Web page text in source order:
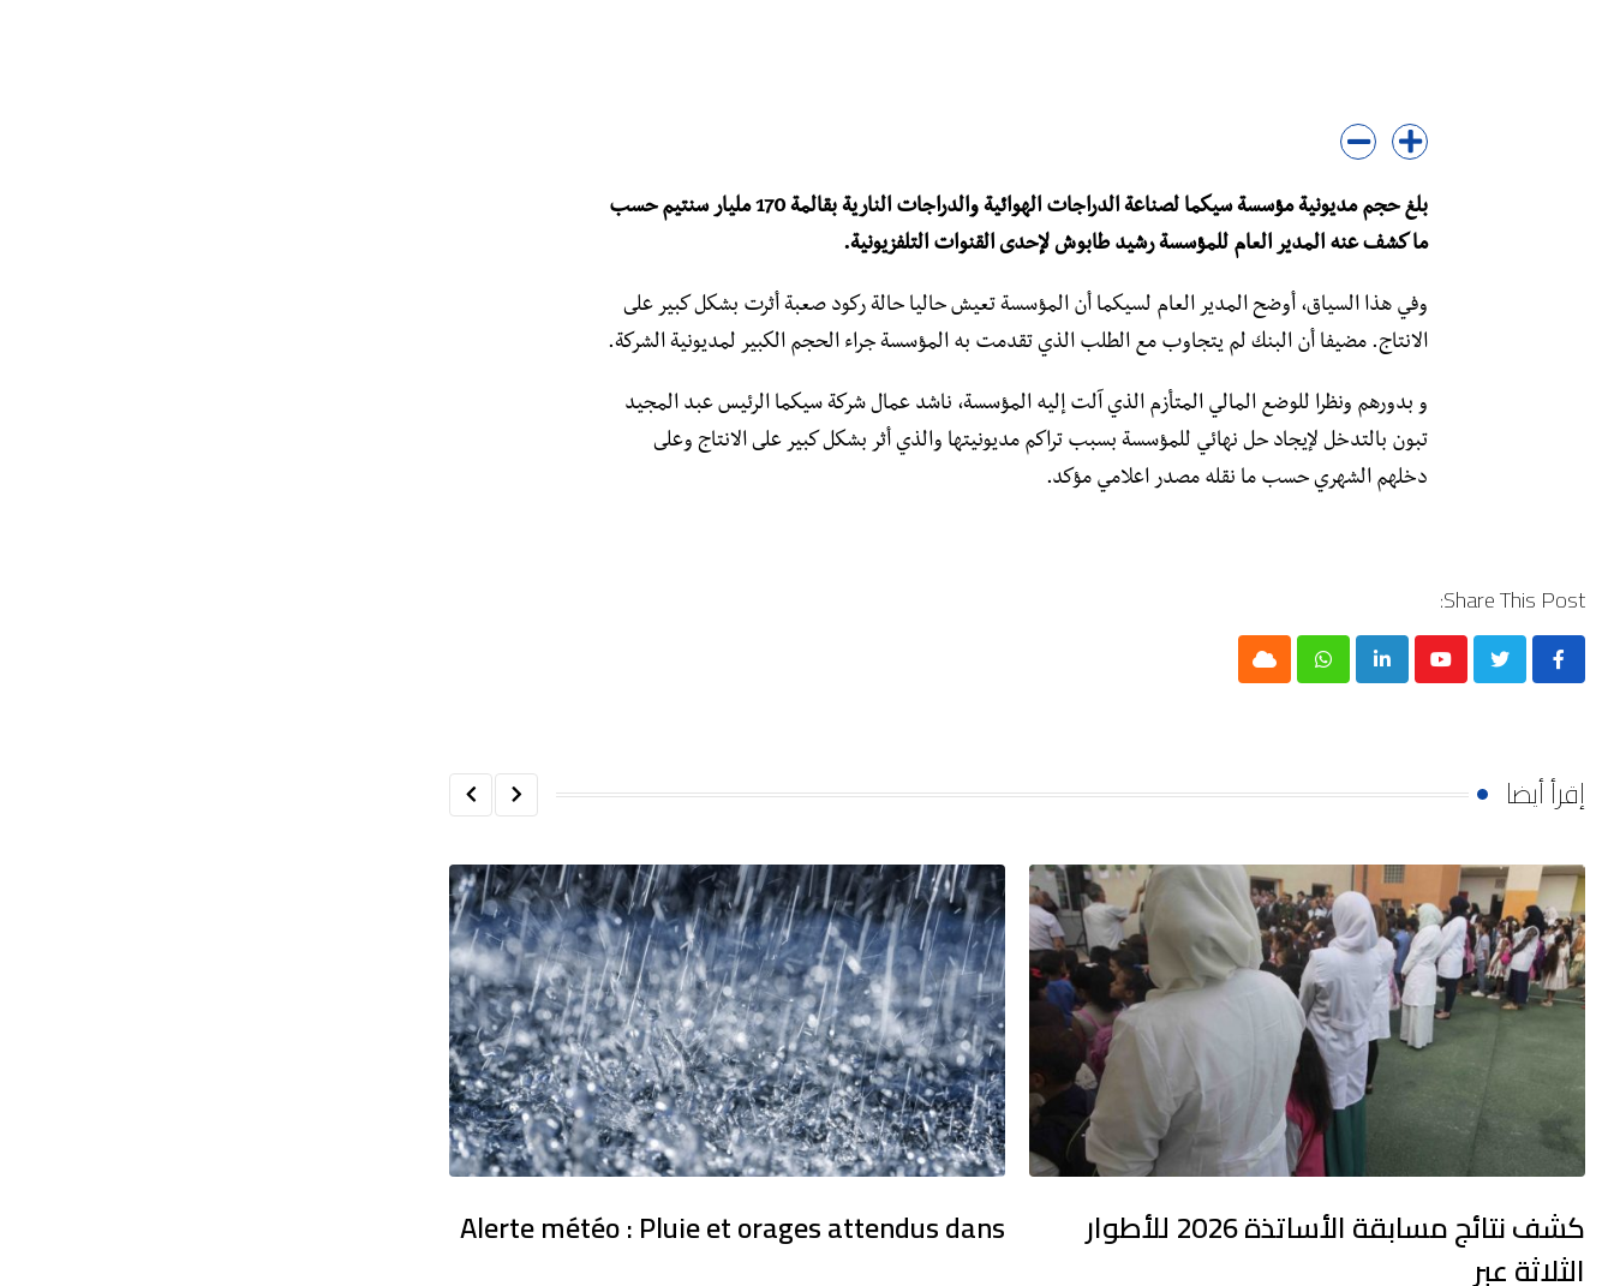
بلغ حجم مديونية مؤسسة سيكما لصناعة الدراجات الهوائية والدراجات النارية بقالمة 170 مليار سنتيم حسب
ما كشف عنه المدير العام للمؤسسة رشيد طابوش لإحدى القنوات التلفزيونية.
وفي هذا السياق، أوضح المدير العام لسيكما أن المؤسسة تعيش حاليا حالة ركود صعبة أثرت بشكل كبير على
الانتاج. مضيفا أن البنك لم يتجاوب مع الطلب الذي تقدمت به المؤسسة جراء الحجم الكبير لمديونية الشركة.
و بدورهم ونظرا للوضع المالي المتأزم الذي آلت إليه المؤسسة، ناشد عمال شركة سيكما الرئيس عبد المجيد
تبون بالتدخل لإيجاد حل نهائي للمؤسسة بسبب تراكم مديونيتها والذي أثر بشكل كبير على الانتاج وعلى
دخلهم الشهري حسب ما نقله مصدر اعلامي مؤكد.
Share This Post:
Youtube
LinkedIn
Whatsapp
Cloud
إقرأ أيضا
كشف نتائج مسابقة الأساتذة 2026 للأطوار
الثلاثة عبر
Alerte météo : Pluie et orages attendus dans